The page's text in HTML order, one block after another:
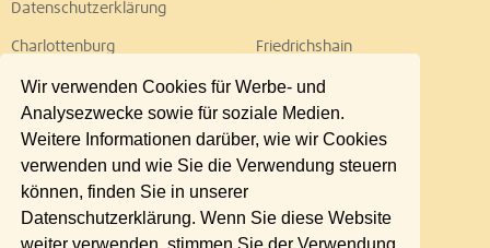
Wir verwenden Cookies für Werbe- und
Analysezwecke sowie für soziale Medien.
Weitere Informationen darüber, wie wir Cookies
verwenden und wie Sie die Verwendung steuern
können, finden Sie in unserer
Datenschutzerklärung. Wenn Sie diese Website
weiter verwenden, stimmen Sie der Verwendung
Datenschutzerklärung
Charlottenburg
Friedrichshain
Lichtenberg
Marzahn
Neukölln
Pankow
Reinickendorf
Schöneberg
Spandau
Steglitz